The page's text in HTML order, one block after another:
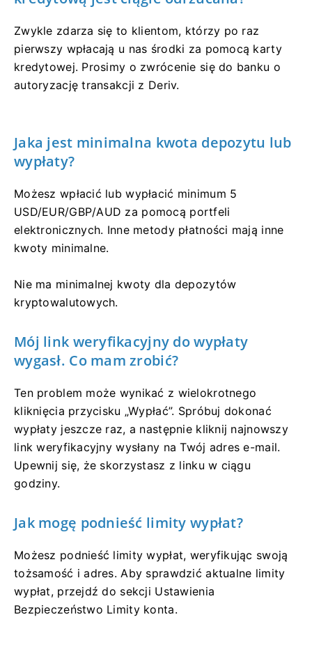
Zwykle zdarza się to klientom, którzy po raz
pierwszy wpłacają u nas środki za pomocą karty
kredytowej. Prosimy o zwrócenie się do banku o
autoryzację transakcji z Deriv.
Jaka jest minimalna kwota depozytu lub
wypłaty?
Możesz wpłacić lub wypłacić minimum 5
USD/EUR/GBP/AUD za pomocą portfeli
elektronicznych. Inne metody płatności mają inne
kwoty minimalne.
Nie ma minimalnej kwoty dla depozytów
kryptowalutowych.
Mój link weryfikacyjny do wypłaty
wygasł. Co mam zrobić?
Ten problem może wynikać z wielokrotnego
kliknięcia przycisku „Wypłać”. Spróbuj dokonać
wypłaty jeszcze raz, a następnie kliknij najnowszy
link weryfikacyjny wysłany na Twój adres e-mail.
Upewnij się, że skorzystasz z linku w ciągu
godziny.
Jak mogę podnieść limity wypłat?
Możesz podnieść limity wypłat, weryfikując swoją
tożsamość i adres. Aby sprawdzić aktualne limity
wypłat, przejdź do sekcji Ustawienia
Bezpieczeństwo Limity konta.